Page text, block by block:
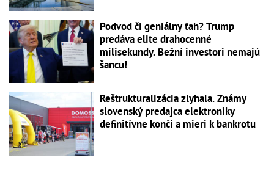
Podvod či geniálny ťah? Trump
predáva elite drahocenné
milisekundy. Bežní investori nemajú
šancu!
Reštrukturalizácia zlyhala. Známy
slovenský predajca elektroniky
definitívne končí a mieri k bankrotu